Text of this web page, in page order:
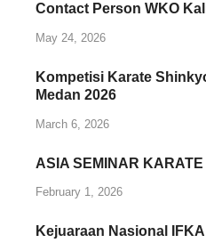
Contact Person WKO
May 24, 2026
Kompetisi Karate
Medan 2026
March 6, 2026
ASIA SEMINAR KARATE
February 1, 2026
Kejuaraan Nasional